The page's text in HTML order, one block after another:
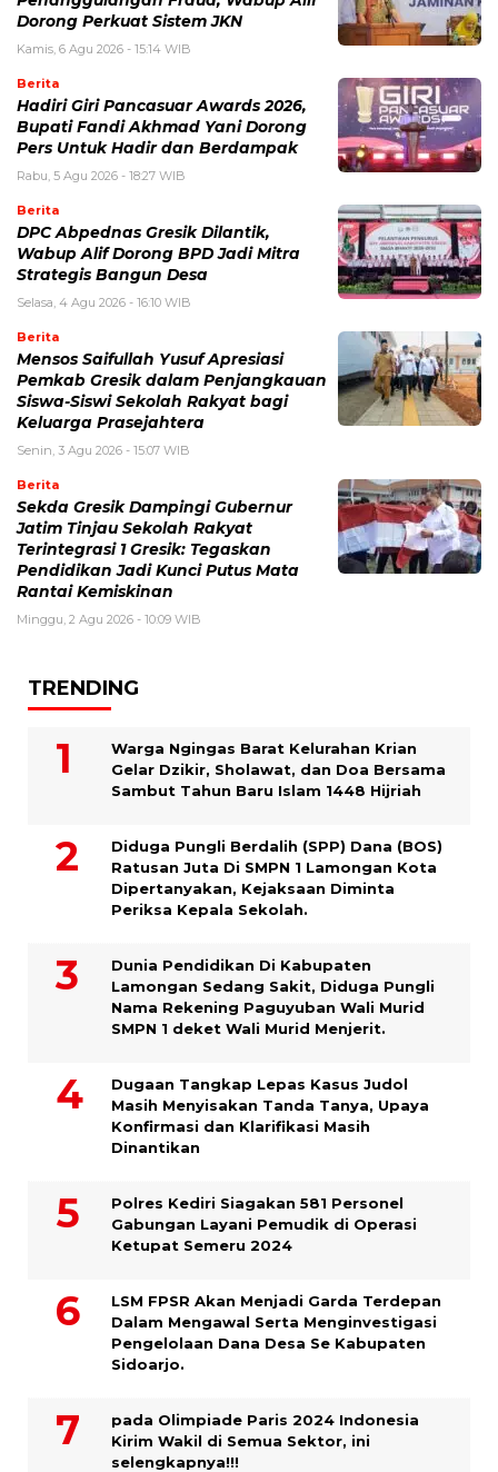
Dorong Perkuat Sistem JKN
Kamis, 6 Agu 2026 - 15:14 WIB
Berita
Hadiri Giri Pancasuar Awards 2026,
Bupati Fandi Akhmad Yani Dorong
Pers Untuk Hadir dan Berdampak
Rabu, 5 Agu 2026 - 18:27 WIB
Berita
DPC Abpednas Gresik Dilantik,
Wabup Alif Dorong BPD Jadi Mitra
Strategis Bangun Desa
Selasa, 4 Agu 2026 - 16:10 WIB
Berita
Mensos Saifullah Yusuf Apresiasi
Pemkab Gresik dalam Penjangkauan
Siswa-Siswi Sekolah Rakyat bagi
Keluarga Prasejahtera
Senin, 3 Agu 2026 - 15:07 WIB
Berita
Sekda Gresik Dampingi Gubernur
Jatim Tinjau Sekolah Rakyat
Terintegrasi 1 Gresik: Tegaskan
Pendidikan Jadi Kunci Putus Mata
Rantai Kemiskinan
Minggu, 2 Agu 2026 - 10:09 WIB
TRENDING
Warga Ngingas Barat Kelurahan Krian
Gelar Dzikir, Sholawat, dan Doa Bersama
Sambut Tahun Baru Islam 1448 Hijriah
Diduga Pungli Berdalih (SPP) Dana (BOS)
Ratusan Juta Di SMPN 1 Lamongan Kota
Dipertanyakan, Kejaksaan Diminta
Periksa Kepala Sekolah.
Dunia Pendidikan Di Kabupaten
Lamongan Sedang Sakit, Diduga Pungli
Nama Rekening Paguyuban Wali Murid
SMPN 1 deket Wali Murid Menjerit.
Dugaan Tangkap Lepas Kasus Judol
Masih Menyisakan Tanda Tanya, Upaya
Konfirmasi dan Klarifikasi Masih
Dinantikan
Polres Kediri Siagakan 581 Personel
Gabungan Layani Pemudik di Operasi
Ketupat Semeru 2024
LSM FPSR Akan Menjadi Garda Terdepan
Dalam Mengawal Serta Menginvestigasi
Pengelolaan Dana Desa Se Kabupaten
Sidoarjo.
pada Olimpiade Paris 2024 Indonesia
Kirim Wakil di Semua Sektor, ini
selengkapnya!!!